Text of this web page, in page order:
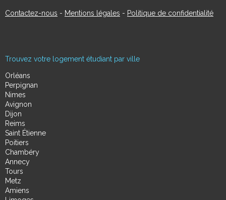
Contactez-nous - Mentions légales - Politique de confidentialité
Trouvez votre logement étudiant par ville
Orléans
Perpignan
Nimes
Avignon
Dijon
Reims
Saint Étienne
Poitiers
Chambéry
Annecy
Tours
Metz
Amiens